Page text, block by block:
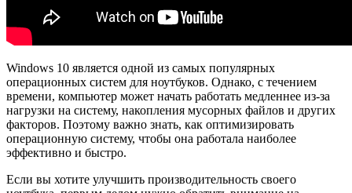
Windows 10 является одной из самых популярных
операционных систем для ноутбуков. Однако, с течением
времени, компьютер может начать работать медленнее из-за
нагрузки на систему, накопления мусорных файлов и других
факторов. Поэтому важно знать, как оптимизировать
операционную систему, чтобы она работала наиболее
эффективно и быстро.
Если вы хотите улучшить производительность своего